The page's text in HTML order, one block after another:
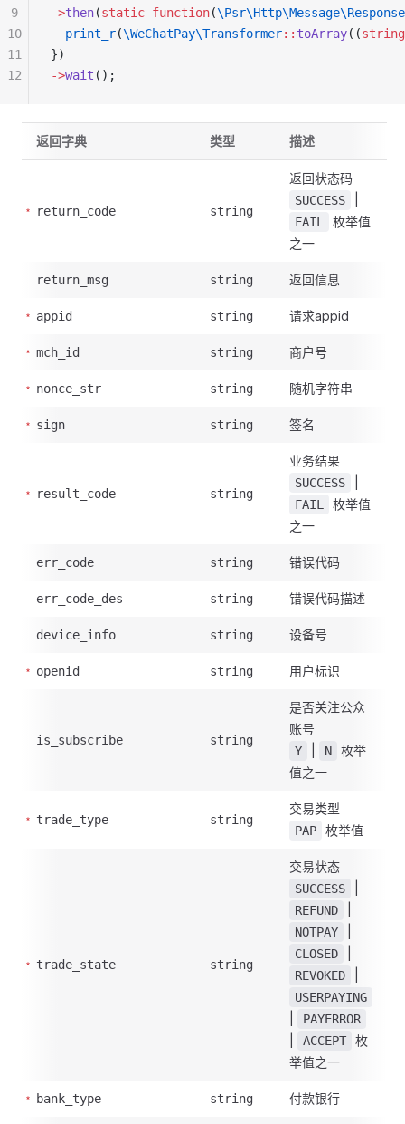
->then(static function(
  print_r
(\WeChatPay\Transformer:: toArray((string
})
->wait ();
9
10
11
12
返回字典 类型 描述
return_code string
返回状态码
SUCCESS
FAIL
枚举值
之一
return_msg string 返回信息
appid string 请求appid
mch_id string 商户号
nonce_str string 随机字符串
sign string 签名
result_code string
业务结果
SUCCESS
FAIL
枚举值
之一
err_code string 错误代码
err_code_des string 错误代码描述
device_info string 设备号
openid string 用户标识
is_subscribe string
是否关注公众
账号
Y N
枚举
值之一
trade_type string
交易类型
PAP 枚举值
trade_state string
交易状态
SUCCESS
REFUND
NOTPAY
CLOSED
REVOKED
USERPAYING
PAYERROR
ACCEPT
枚
举值之一
bank_type string 付款银行